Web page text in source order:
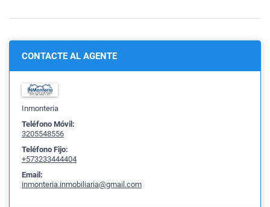
CONTACTE AL AGENTE
Inmonteria
Teléfono Móvil:
3205548556
Teléfono Fijo:
+573233444404
Email:
inmonteria.inmobiliaria@gmail.com